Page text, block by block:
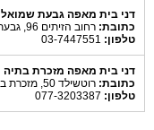
דני בית מאפה גבעת שמואל
כתובת: רחוב הזיתים 96, גבעת שמואל
טלפון:
דני בית מאפה מזכרת בתיה
כתובת: רוטשילד 50, מזכרת בתיה
טלפון: